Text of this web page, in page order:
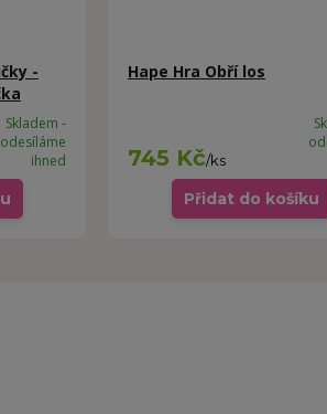
-
Skladem -
odesíláme
ihned
Hape Hra Obří los
745 Kč/ks
Přidat do košíku